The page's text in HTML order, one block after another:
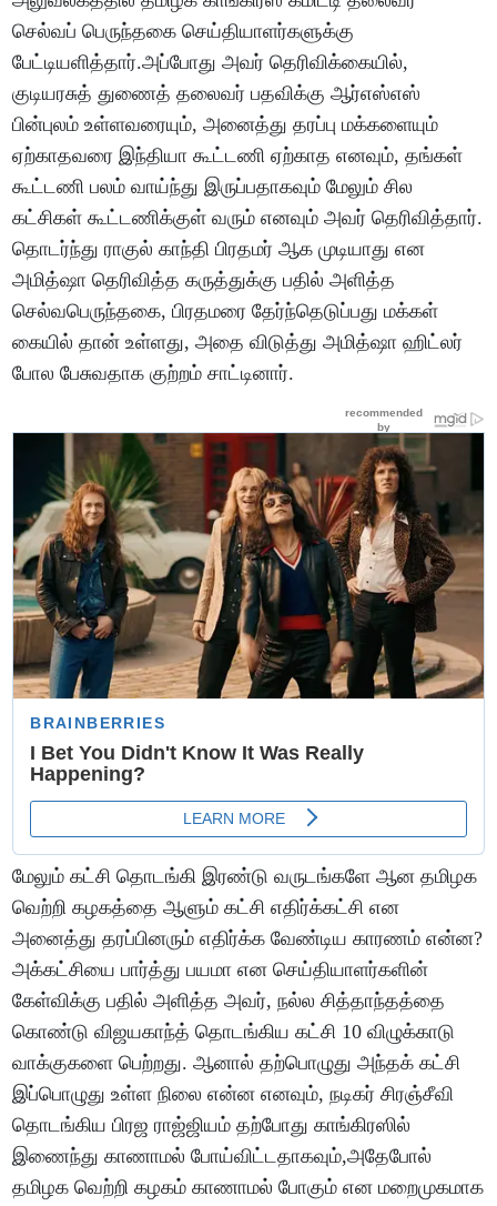
செல்வப் பெருந்தகை செய்தியாளர்களுக்கு
பேட்டியளித்தார்.அப்போது அவர் தெரிவிக்கையில்,
குடியரசுத் துணைத் தலைவர் பதவிக்கு ஆர்எஸ்எஸ்
பின்புலம் உள்ளவரையும், அனைத்து தரப்பு மக்களையும்
ஏற்காதவரை இந்தியா கூட்டணி ஏற்காத எனவும், தங்கள்
கூட்டணி பலம் வாய்ந்து இருப்பதாகவும் மேலும் சில
கட்சிகள் கூட்டணிக்குள் வரும் எனவும் அவர் தெரிவித்தார்.
தொடர்ந்து ராகுல் காந்தி பிரதமர் ஆக முடியாது என
அமித்ஷா தெரிவித்த கருத்துக்கு பதில் அளித்த
செல்வபெருந்தகை, பிரதமரை தேர்ந்தெடுப்பது மக்கள்
கையில் தான் உள்ளது, அதை விடுத்து அமித்ஷா ஹிட்லர்
போல பேசுவதாக குற்றம் சாட்டினார்.
மேலும் கட்சி தொடங்கி இரண்டு வருடங்களே ஆன தமிழக
வெற்றி கழகத்தை ஆளும் கட்சி எதிர்க்கட்சி என
அனைத்து தரப்பினரும் எதிர்க்க வேண்டிய காரணம் என்ன?
அக்கட்சியை பார்த்து பயமா என செய்தியாளர்களின்
கேள்விக்கு பதில் அளித்த அவர், நல்ல சித்தாந்தத்தை
கொண்டு விஜயகாந்த் தொடங்கிய கட்சி 10 விழுக்காடு
வாக்குகளை பெற்றது. ஆனால் தற்பொழுது அந்தக் கட்சி
இப்பொழுது உள்ள நிலை என்ன எனவும், நடிகர் சிரஞ்சீவி
தொடங்கிய பிரஜ ராஜ்ஜியம் தற்போது காங்கிரஸில்
இணைந்து காணாமல் போய்விட்டதாகவும்,அதேபோல்
தமிழக வெற்றி கழகம் காணாமல் போகும் என மறைமுகமாக